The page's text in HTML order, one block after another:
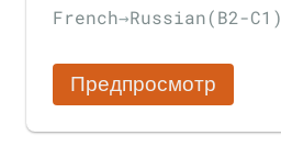
French→Russian(B2-C1)
Предпросмотр